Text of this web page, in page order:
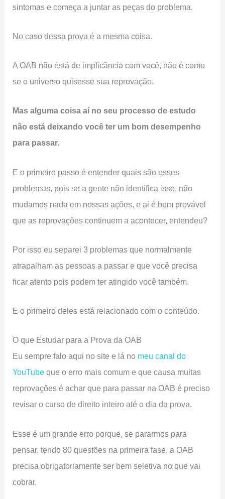
sintomas e começa a juntar as peças do problema.
No caso dessa prova é a mesma coisa.
A OAB não está de implicância com você, não é como
se o universo quisesse sua reprovação.
Mas alguma coisa aí no seu processo de estudo
não está deixando você ter um bom desempenho
para passar.
E o primeiro passo é entender quais são esses
problemas, pois se a gente não identifica isso, não
mudamos nada em nossas ações, e ai é bem provável
que as reprovações continuem a acontecer, entendeu?
Por isso eu separei 3 problemas que normalmente
atrapalham as pessoas a passar e que você precisa
ficar atento pois podem ter atingido você também.
E o primeiro deles está relacionado com o conteúdo.
O que Estudar para a Prova da OAB
Eu sempre falo aqui no site e lá no meu canal do
YouTube que o erro mais comum e que causa muitas
reprovações é achar que para passar na OAB é preciso
revisar o curso de direito inteiro até o dia da prova.
Esse é um grande erro porque, se pararmos para
pensar, tendo 80 questões na primeira fase, a OAB
precisa obrigatoriamente ser bem seletiva no que vai
cobrar.